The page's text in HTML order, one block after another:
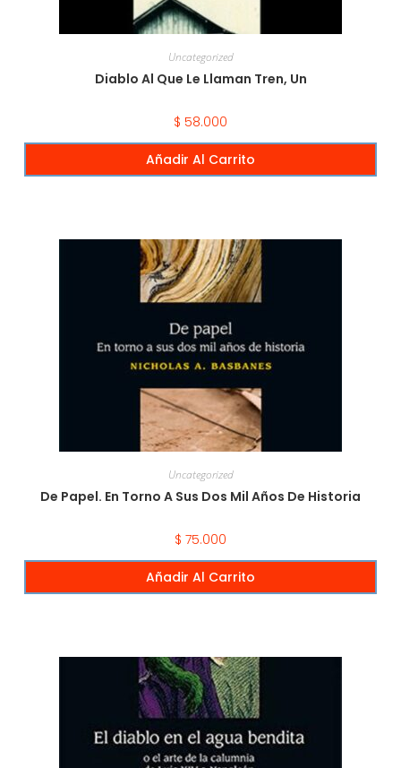
Uncategorized
Diablo Al Que Le Llaman Tren, Un
$ 58.000
Añadir Al Carrito
Uncategorized
De Papel. En Torno A Sus Dos Mil Años De Historia
$ 75.000
Añadir Al Carrito